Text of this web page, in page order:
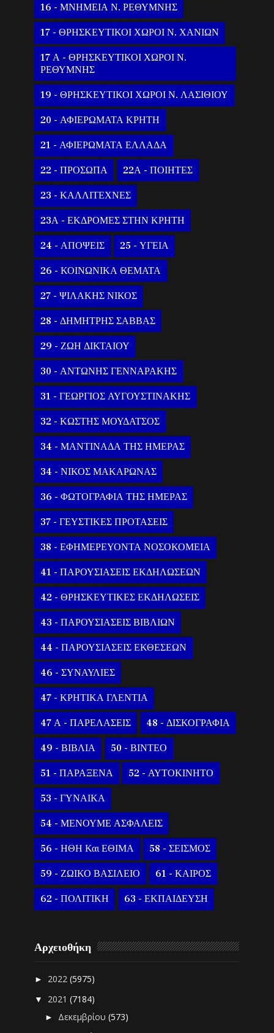
16 - ΜΝΗΜΕΙΑ Ν. ΡΕΘΥΜΝΗΣ
17 - ΘΡΗΣΚΕΥΤΙΚΟΙ ΧΩΡΟΙ Ν. ΧΑΝΙΩΝ
17 Α - ΘΡΗΣΚΕΥΤΙΚΟΙ ΧΩΡΟΙ Ν.
ΡΕΘΥΜΝΗΣ
19 - ΘΡΗΣΚΕΥΤΙΚΟΙ ΧΩΡΟΙ Ν. ΛΑΣΙΘΙΟΥ
20 - ΑΦΙΕΡΩΜΑΤΑ ΚΡΗΤΗ
21 - ΑΦΙΕΡΩΜΑΤΑ ΕΛΛΑΔΑ
22 - ΠΡΟΣΩΠΑ 22Α - ΠΟΙΗΤΕΣ
23 - ΚΑΛΛΙΤΕΧΝΕΣ
23Α - ΕΚΔΡΟΜΕΣ ΣΤΗΝ ΚΡΗΤΗ
24 - ΑΠΟΨΕΙΣ 25 - ΥΓΕΙΑ
26 - ΚΟΙΝΩΝΙΚΑ ΘΕΜΑΤΑ
27 - ΨΙΛΑΚΗΣ ΝΙΚΟΣ
28 - ΔΗΜΗΤΡΗΣ ΣΑΒΒΑΣ
29 - ΖΩΗ ΔΙΚΤΑΙΟΥ
30 - ΑΝΤΩΝΗΣ ΓΕΝΝΑΡΑΚΗΣ
31 - ΓΕΩΡΓΙΟΣ ΑΥΓΟΥΣΤΙΝΑΚΗΣ
32 - ΚΩΣΤΗΣ ΜΟΥΔΑΤΣΟΣ
34 - ΜΑΝΤΙΝΑΔΑ ΤΗΣ ΗΜΕΡΑΣ
34 - ΝΙΚΟΣ ΜΑΚΑΡΩΝΑΣ
36 - ΦΩΤΟΓΡΑΦΙΑ ΤΗΣ ΗΜΕΡΑΣ
37 - ΓΕΥΣΤΙΚΕΣ ΠΡΟΤΑΣΕΙΣ
38 - ΕΦΗΜΕΡΕΥΟΝΤΑ ΝΟΣΟΚΟΜΕΙΑ
41 - ΠΑΡΟΥΣΙΑΣΕΙΣ ΕΚΔΗΛΩΣΕΩΝ
42 - ΘΡΗΣΚΕΥΤΙΚΕΣ ΕΚΔΗΛΩΣΕΙΣ
43 - ΠΑΡΟΥΣΙΑΣΕΙΣ ΒΙΒΛΙΩΝ
44 - ΠΑΡΟΥΣΙΑΣΕΙΣ ΕΚΘΕΣΕΩΝ
46 - ΣΥΝΑΥΛΙΕΣ
47 - ΚΡΗΤΙΚΑ ΓΛΕΝΤΙΑ
47 Α - ΠΑΡΕΛΑΣΕΙΣ 48 - ΔΙΣΚΟΓΡΑΦΙΑ
49 - ΒΙΒΛΙΑ 50 - ΒΙΝΤΕΟ
51 - ΠΑΡΑΞΕΝΑ 52 - ΑΥΤΟΚΙΝΗΤΟ
53 - ΓΥΝΑΙΚΑ
54 - ΜΕΝΟΥΜΕ ΑΣΦΑΛΕΙΣ
56 - ΗΘΗ Και ΕΘΙΜΑ 58 - ΣΕΙΣΜΟΣ
59 - ΖΩΙΚΟ ΒΑΣΙΛΕΙΟ 61 - ΚΑΙΡΟΣ
62 - ΠΟΛΙΤΙΚΗ 63 - ΕΚΠΑΙΔΕΥΣΗ
Αρχειοθήκη
► 2022(5975)
▼ 2021(7184)
► Δεκεμβρίου(573)